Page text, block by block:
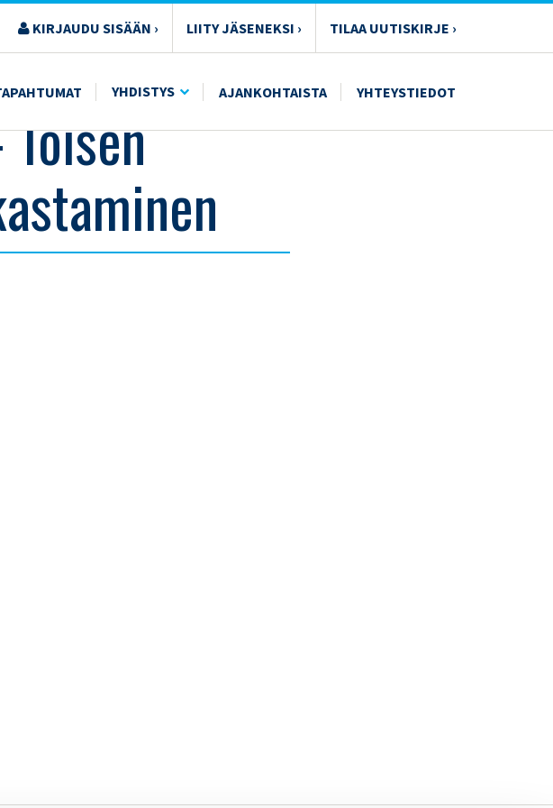
KIRJAUDU SISÄÄN › LIITY JÄSENEKSI › TILAA UUTISKIRJE ›
YHDISTYS AJANKOHTAISTA YHTEYSTIEDOT